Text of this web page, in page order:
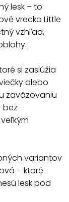
lesk – to
vrecko Little
vzhľad,
si zaslúžia
alebo
zaväzovaniu
bez
variantov
– ktoré
lesk pod